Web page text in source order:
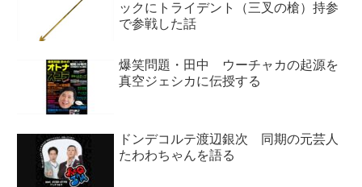
ックにトライデント（三叉の槍）持参
で参戦した話
爆笑問題・田中 ウーチャカの起源を
真空ジェシカに伝授する
ドンデコルテ渡辺銀次 同期の元芸人
たわわちゃんを語る